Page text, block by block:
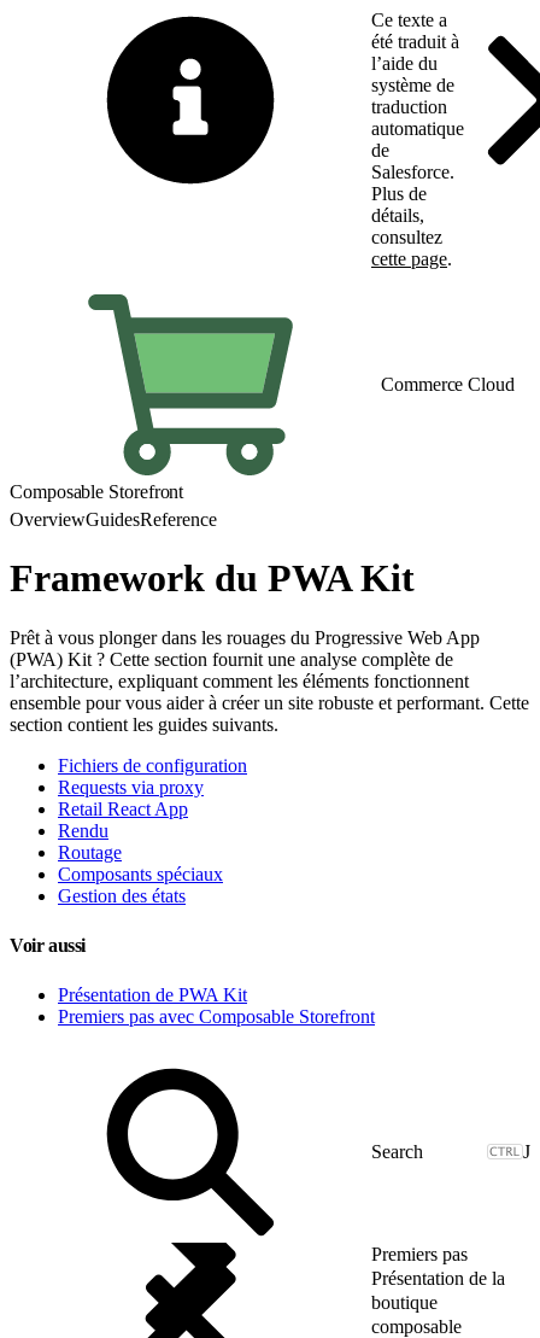
Ce texte a
été traduit à
l’aide du
système de
traduction
automatique
de
Salesforce.
Plus de
détails,
consultez
cette page.
Commerce Cloud
Composable Storefront
OverviewGuidesReference
Framework du PWA Kit
Prêt à vous plonger dans les rouages du Progressive Web App
(PWA) Kit ? Cette section fournit une analyse complète de
l’architecture, expliquant comment les éléments fonctionnent
ensemble pour vous aider à créer un site robuste et performant. Cette
section contient les guides suivants.
Fichiers de configuration
Requests via proxy
Retail React App
Rendu
Routage
Composants spéciaux
Gestion des états
Voir aussi
Présentation de PWA Kit
Premiers pas avec Composable Storefront
J
Premiers pas
Présentation de la
boutique
composable